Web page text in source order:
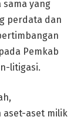
sama yang
perdata dan
Pemkab
litigasi.
aset-aset milik